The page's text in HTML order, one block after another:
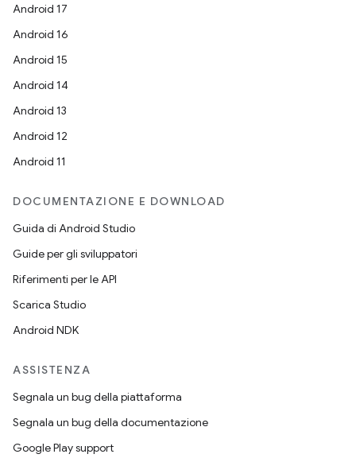
Android 17
Android 16
Android 15
Android 14
Android 13
Android 12
Android 11
DOCUMENTAZIONE E DOWNLOAD
Guida di Android Studio
Guide per gli sviluppatori
Riferimenti per le API
Scarica Studio
Android NDK
ASSISTENZA
Segnala un bug della piattaforma
Segnala un bug della documentazione
Google Play support